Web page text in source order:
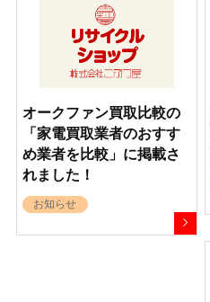
オークファン買取比較の
「家電買取業者のおすす
め業者を比較」に掲載さ
れました！
お知らせ